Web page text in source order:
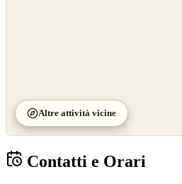
Altre attività vicine
Contatti e Orari